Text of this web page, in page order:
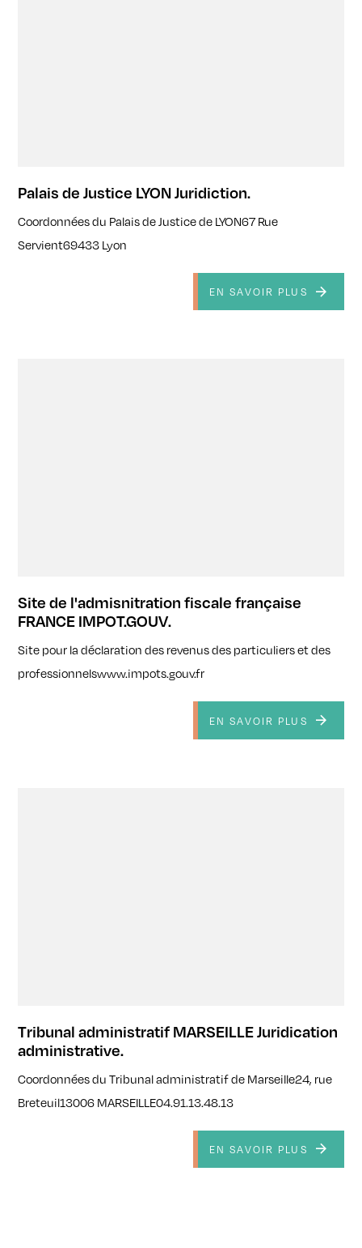
Palais de Justice LYON Juridiction.
Coordonnées du Palais de Justice de LYON67 Rue
Servient69433 Lyon
EN SAVOIR PLUS
Site de l'admisnitration fiscale française
FRANCE IMPOT.GOUV.
Site pour la déclaration des revenus des particuliers et des
professionnelswww.impots.gouv.fr
EN SAVOIR PLUS
Tribunal administratif MARSEILLE Juridication
administrative.
Coordonnées du Tribunal administratif de Marseille24, rue
Breteuil13006 MARSEILLE04.91.13.48.13
EN SAVOIR PLUS